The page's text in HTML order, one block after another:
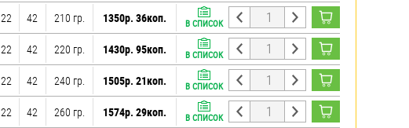
22 42 210 гр. 1350р. 36коп. В СПИСОК
22 42 220 гр. 1430р. 95коп. В СПИСОК
22 42 240 гр. 1505р. 21коп. В СПИСОК
22 42 260 гр. 1574р. 29коп. В СПИСОК